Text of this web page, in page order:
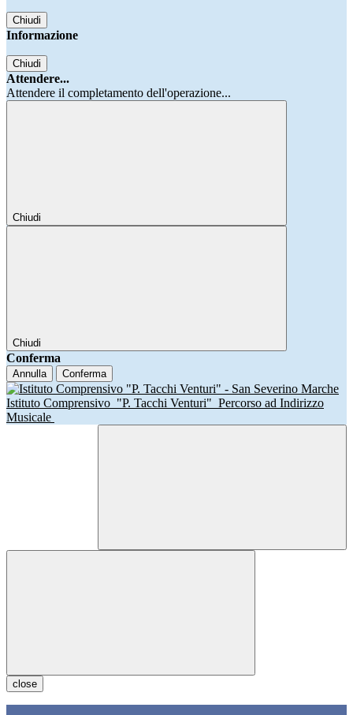
Chiudi
Informazione
Chiudi
Attendere...
Attendere il completamento dell'operazione...
Chiudi
Chiudi
Conferma
Annulla Conferma
Istituto Comprensivo "P. Tacchi Venturi" Percorso ad Indirizzo
Musicale
close